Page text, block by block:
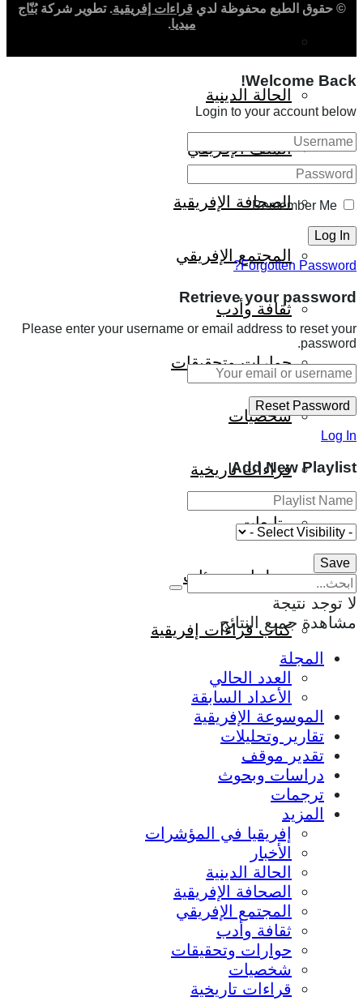
الحالة الدينية
الملف الإفريقي
الصحافة الإفريقية
المجتمع الإفريقي
ثقافة وأدب
حوارات وتحقيقات
شخصيات
قراءات تاريخية
متابعات
منظمات وهيئات
كتاب قراءات إفريقية
© حقوق الطبع محفوظة لدي قراءات إفريقية. تطوير شركة بُنّاج
ميديا.
Welcome Back!
Login to your account below
Remember Me
Forgotten Password?
Retrieve your password
Please enter your username or email address to reset your
password.
Log In
Add New Playlist
لا توجد نتيجة
مشاهدة جميع النتائج
المجلة
العدد الحالي
الأعداد السابقة
الموسوعة الإفريقية
تقارير وتحليلات
تقدير موقف
دراسات وبحوث
ترجمات
المزيد
إفريقيا في المؤشرات
الأخبار
الحالة الدينية
الصحافة الإفريقية
المجتمع الإفريقي
ثقافة وأدب
حوارات وتحقيقات
شخصيات
قراءات تاريخية